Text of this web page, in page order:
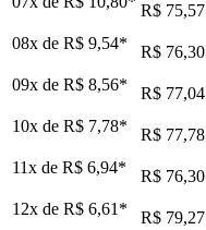
R$ 75,57
08x de R$ 9,54*
R$ 76,30
09x de R$ 8,56*
R$ 77,04
10x de R$ 7,78*
R$ 77,78
11x de R$ 6,94*
R$ 76,30
12x de R$ 6,61 * R$ 79,27